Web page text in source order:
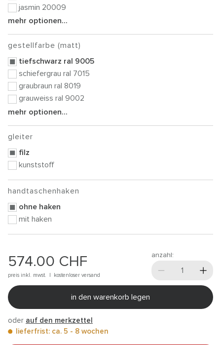
jasmin 20009
mehr optionen...
gestellfarbe (matt)
tiefschwarz ral 9005
schiefergrau ral 7015
graubraun ral 8019
grauweiss ral 9002
mehr optionen...
gleiter
filz
kunststoff
handtaschenhaken
ohne haken
mit haken
574.00 CHF
preis inkl. mwst. | kostenloser versand
anzahl:
in den warenkorb legen
oder auf den merkzettel
lieferfrist: ca. 5 - 8 wochen